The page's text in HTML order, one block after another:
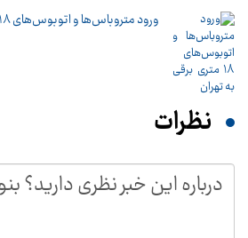
ورود متروباس‌ها و اتوبوس‌های 18 متری برقی به تهران
نظرات